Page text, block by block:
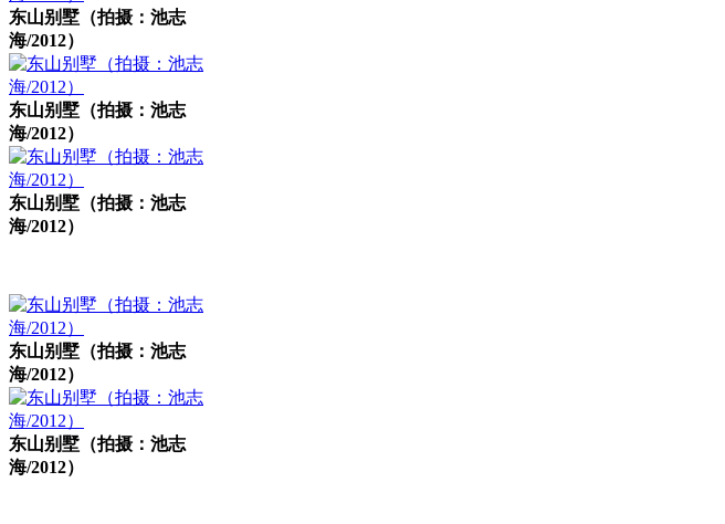
东山别墅（拍摄：池志
海/2012）
东山别墅（拍摄：池志
海/2012）
东山别墅（拍摄：池志
海/2012）
东山别墅（拍摄：池志
海/2012）
东山别墅（拍摄：池志
海/2012）